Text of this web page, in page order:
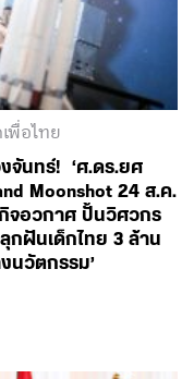
พื่อไทย
จันทร์! ‘ศ.ดร.ยศ
Moonshot 24 ส.ค.
จอวกาศ ปั้นวิศวกร
ฝันเด็กไทย 3 ล้าน
นวัตกรรม’